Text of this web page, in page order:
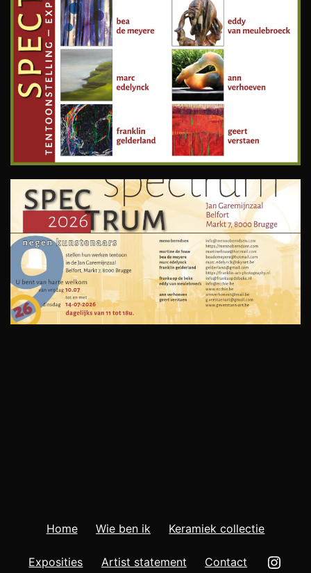
Home Wie ben ik Keramiek collectie
Exposities Artist statement Contact